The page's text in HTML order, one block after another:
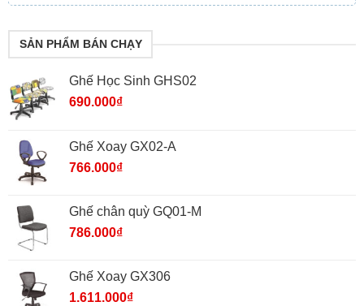
SẢN PHẨM BÁN CHẠY
Ghế Học Sinh GHS02
690.000₫
Ghế Xoay GX02-A
766.000₫
Ghế chân quỳ GQ01-M
786.000₫
Ghế Xoay GX306
1.611.000₫